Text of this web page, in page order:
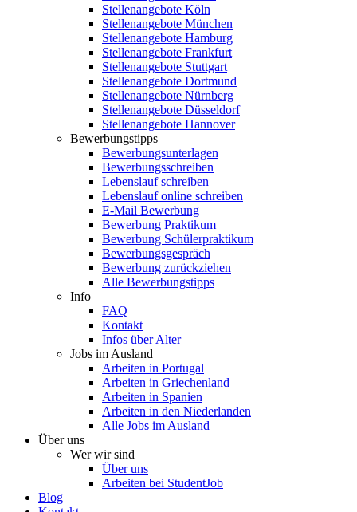
Stellenangebote Köln
Stellenangebote München
Stellenangebote Hamburg
Stellenangebote Frankfurt
Stellenangebote Stuttgart
Stellenangebote Dortmund
Stellenangebote Nürnberg
Stellenangebote Düsseldorf
Stellenangebote Hannover
Bewerbungstipps
Bewerbungsunterlagen
Bewerbungsschreiben
Lebenslauf schreiben
Lebenslauf online schreiben
E-Mail Bewerbung
Bewerbung Praktikum
Bewerbung Schülerpraktikum
Bewerbungsgespräch
Bewerbung zurückziehen
Alle Bewerbungstipps
Info
FAQ
Kontakt
Infos über Alter
Jobs im Ausland
Arbeiten in Portugal
Arbeiten in Griechenland
Arbeiten in Spanien
Arbeiten in den Niederlanden
Alle Jobs im Ausland
Über uns
Wer wir sind
Über uns
Arbeiten bei StudentJob
Blog